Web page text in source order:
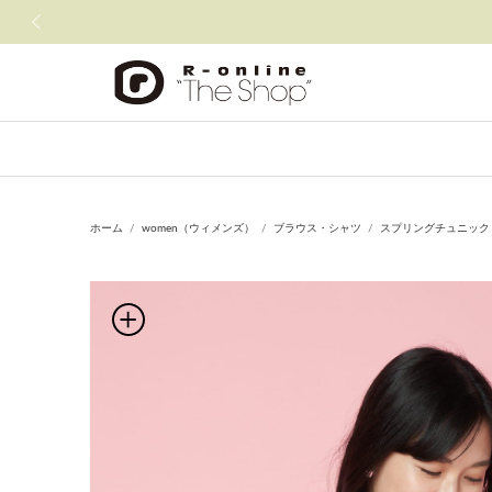
ホーム women（ウィメンズ） ブラウス・シャツ スプリングチュニック